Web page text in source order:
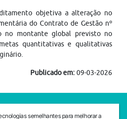
objetiva a alteração no
do Contrato de Gestão nº
no montante global previsto no
quantitativas e qualitativas
Publicado em:09-03-2026
SEDE CEJAM
semelhantes para melhorar a